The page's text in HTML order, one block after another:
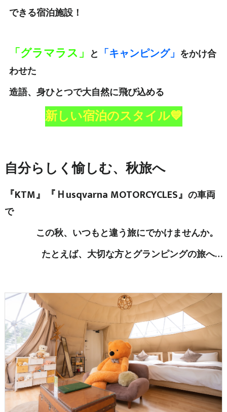
できる宿泊施設！
「グラマラス」 と 「キャンピング」 をかけ合
わせた
造語、 身ひとつで大自然に飛び込める
新しい宿泊のスタイル💙
自分らしく愉しむ、秋旅へ
『KTM』『Ｈusqvarna MOTORCYCLES』 の車両
で
この秋、いつもと違う旅にでかけませんか。
たとえば、大切な方とグランピングの旅へ…